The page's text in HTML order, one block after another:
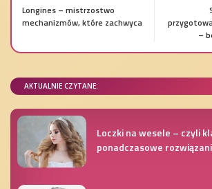
Longines – mistrzostwo
mechanizmów, które zachwyca
–
AKTUALNIE CZYTANE:
Loczki na wesele – czyli
ponadczasowe